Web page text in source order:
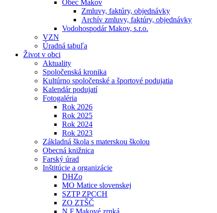
Obec Makov
Zmluvy, faktúry, objednávky
Archív zmluvy, faktúry, objednávky
Vodohospodár Makov, s.r.o.
VZN
Úradná tabuľa
Život v obci
Aktuality
Spoločenská kronika
Kultúrno spoločenské a športové podujatia
Kalendár podujatí
Fotogaléria
Rok 2026
Rok 2025
Rok 2024
Rok 2023
Základná škola s materskou školou
Obecná knižnica
Farský úrad
Inštitúcie a organizácie
DHZo
MO Matice slovenskej
SZTP ZPCCH
ZO ZTŠČ
N.F.Makové zrnká